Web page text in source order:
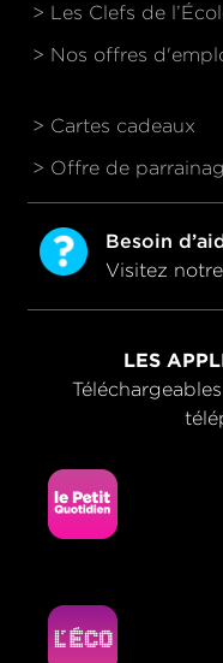
> Les Clefs de
> Nos offres
> Cartes cadeaux
> Offre de
Besoin
Visitez notre
LES